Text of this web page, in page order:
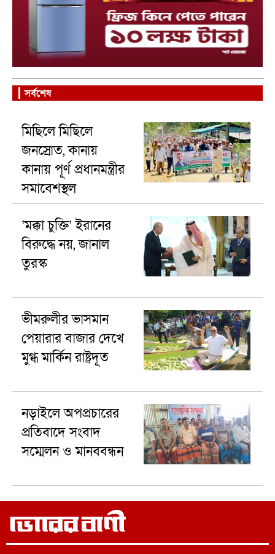
সর্বশেষ
মিছিলে মিছিলে
জনস্রোত, কানায়
কানায় পূর্ণ প্রধানমন্ত্রীর
সমাবেশস্থল
‘মক্কা চুক্তি’ ইরানের
বিরুদ্ধে নয়, জানাল
তুরস্ক
ভীমরুলীর ভাসমান
পেয়ারার বাজার দেখে
মুগ্ধ মার্কিন রাষ্ট্রদূত
নড়াইলে অপপ্রচারের
প্রতিবাদে সংবাদ
সম্মেলন ও মানববন্ধন